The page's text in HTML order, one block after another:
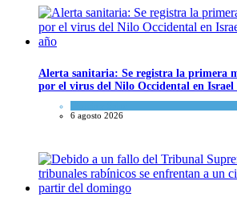
Alerta sanitaria: Se registra la primera
por el virus del Nilo Occidental en Israel
6 agosto 2026